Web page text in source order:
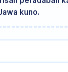
kuno.